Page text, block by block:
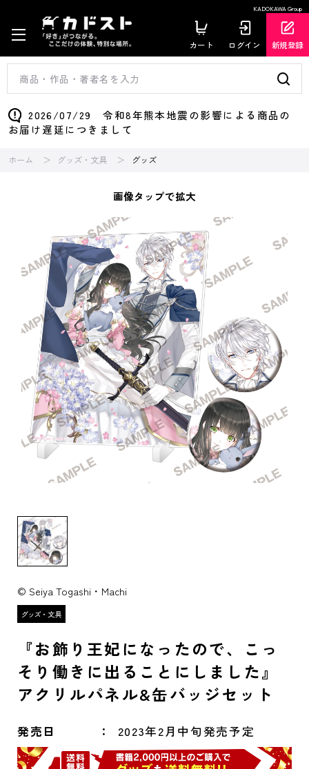
KADOKAWA Group
カート ログイン 新規登録
2026/07/29 令和8年熊本地震の影響による商品の
お届け遅延につきまして
ホーム グッズ・文具 グッズ
画像タップで拡大
© Seiya Togashi・Machi
『お飾り王妃になったので、こっ
そり働きに出ることにしました』
アクリルパネル&缶バッジセット
発売日 2023年2月中旬発売予定